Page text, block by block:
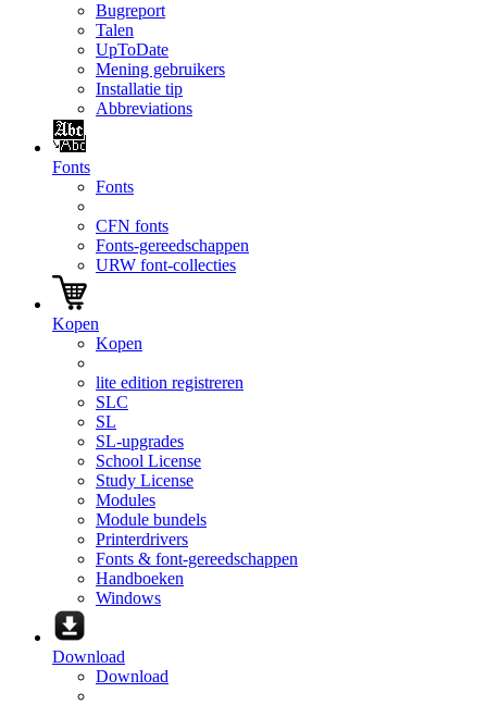
Bugreport
Talen
UpToDate
Mening gebruikers
Installatie tip
Abbreviations
Fonts
Fonts
CFN fonts
Fonts-gereedschappen
URW font-collecties
Kopen
Kopen
lite edition registreren
SLC
SL
SL-upgrades
School License
Study License
Modules
Module bundels
Printerdrivers
Fonts & font-gereedschappen
Handboeken
Windows
Download
Download